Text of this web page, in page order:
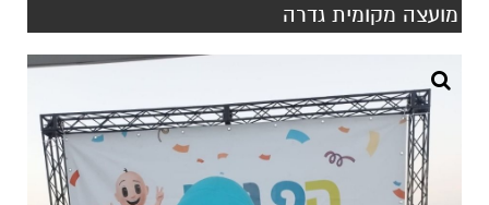
מועצה מקומית גדרה